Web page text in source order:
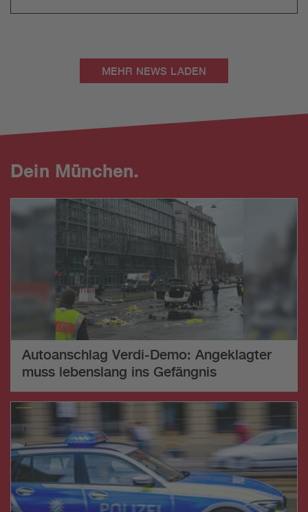
MEHR NEWS LADEN
Dein München.
Autoanschlag Verdi-Demo: Angeklagter
muss lebenslang ins Gefängnis